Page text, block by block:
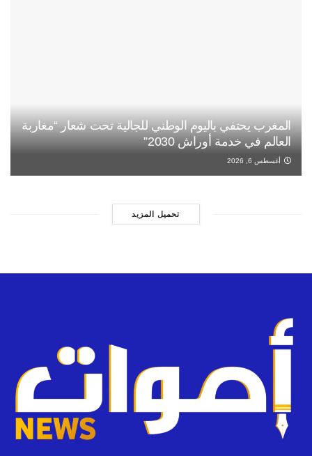
المغرب يحتفي باليوم الوطني للجالية تحت شعار “مغاربة
العالم في خدمة أوراش 2030”
أغسطس 6, 2026
تحميل المزيد